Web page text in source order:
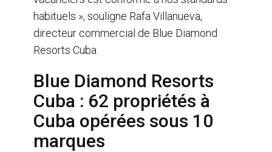
habituels », souligne Rafa Villanueva,
directeur commercial de Blue Diamond
Resorts Cuba.
Blue Diamond Resorts
Cuba : 62 propriétés à
Cuba opérées sous 10
marques